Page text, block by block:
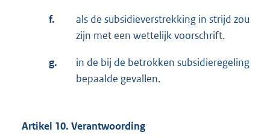
f.
als de subsidieverstrekking in strijd zou
zijn met een wettelijk voorschrift.
g.
in de bij de betrokken subsidieregeling
bepaalde gevallen.
Artikel 10. Verantwoording